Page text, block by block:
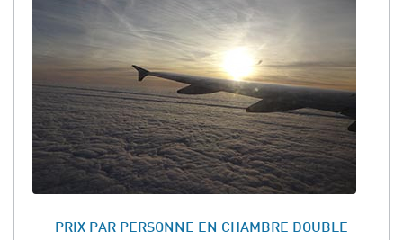
PRIX PAR PERSONNE EN CHAMBRE DOUBLE